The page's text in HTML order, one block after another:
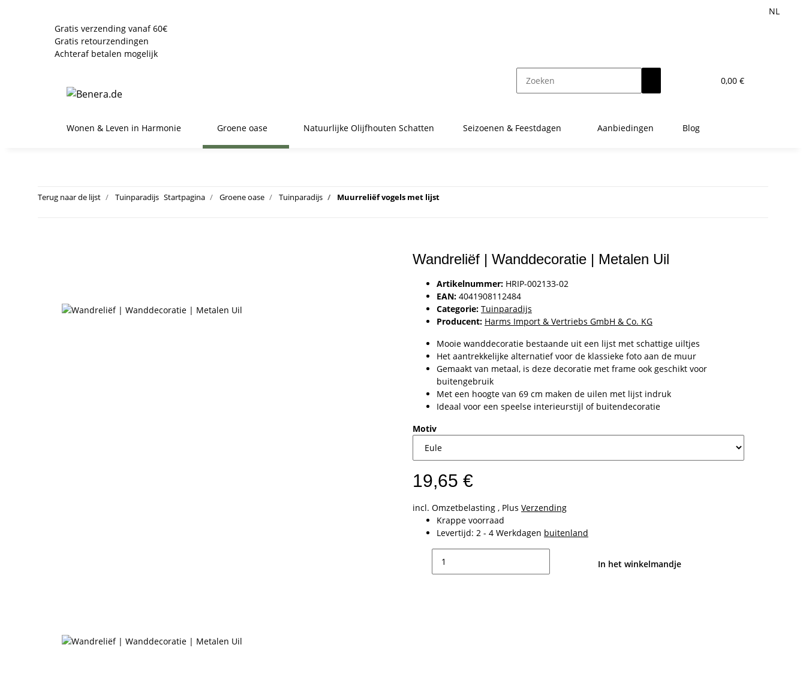
NL
Gratis verzending vanaf 60€
Gratis retourzendingen
Achteraf betalen mogelijk
0,00 €
Wonen & Leven in Harmonie Groene oase Natuurlijke Olijfhouten Schatten Seizoenen & Feestdagen Aanbiedingen Blog
Terug naar de lijst Tuinparadijs Startpagina Groene oase Tuinparadijs Muurreliëf vogels met lijst
Wandreliëf | Wanddecoratie | Metalen Uil
Artikelnummer: HRIP-002133-02
EAN: 4041908112484
Categorie: Tuinparadijs
Producent: Harms Import & Vertriebs GmbH & Co. KG
Mooie wanddecoratie bestaande uit een lijst met schattige uiltjes
Het aantrekkelijke alternatief voor de klassieke foto aan de muur
Gemaakt van metaal, is deze decoratie met frame ook geschikt voor
buitengebruik
Met een hoogte van 69 cm maken de uilen met lijst indruk
Ideaal voor een speelse interieurstijl of buitendecoratie
Motiv
19,65 €
incl. Omzetbelasting , Plus Verzending
Krappe voorraad
Levertijd: 2 - 4 Werkdagen buitenland
In het winkelmandje